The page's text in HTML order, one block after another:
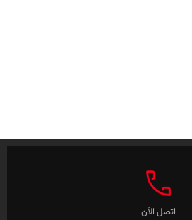
اتصل الآن